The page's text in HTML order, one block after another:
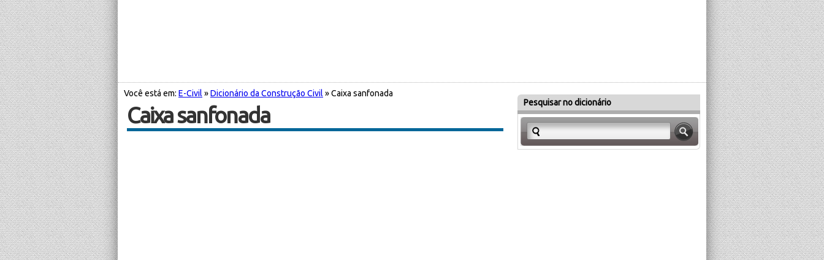
Você está em: E-Civil »Dicionário da Construção Civil » Caixa sanfonada
Caixa sanfonada Pesquisar no dicionário